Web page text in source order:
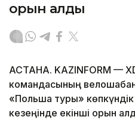
орын алды
АСТАНА. KAZINFORM —
командасының
«Польша туры»
кезеңінде екінші орын